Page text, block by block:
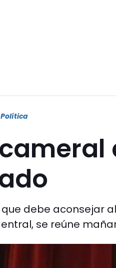
Política
que debe aconsejar
se reúne